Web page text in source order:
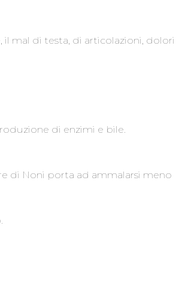
il mal di testa, di articolazioni, dolori
di enzimi e bile.
di Noni porta ad ammalarsi meno